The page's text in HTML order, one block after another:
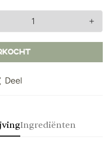
Deel
Ingrediënten